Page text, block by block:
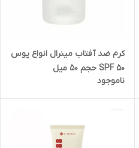
کرم ضد آفتاب مینرال انواع پوس
SPF 50‌ حجم ۵۰ میل
ناموجود